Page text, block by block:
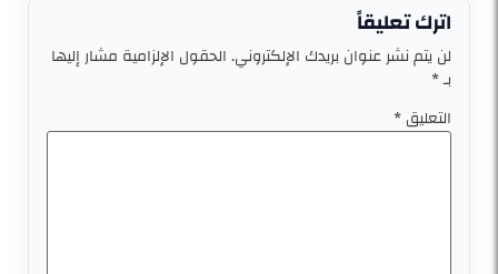
اترك تعليقاً
لن يتم نشر عنوان بريدك الإلكتروني.الحقول الإلزامية مشار إليها
بـ*
التعليق*